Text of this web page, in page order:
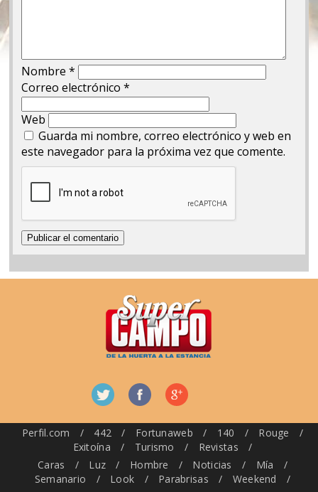
Nombre*
Correo electrónico*
Web
Guarda mi nombre, correo electrónico y web en
este navegador para la próxima vez que comente.
Perfil.com / 442 / Fortunaweb / 140 / Rouge
/
Exitoína
/ Turismo / Revistas
/
Caras
/ Luz / Hombre / Noticias / Mía
/
Semanario
/ Look / Parabrisas / Weekend /